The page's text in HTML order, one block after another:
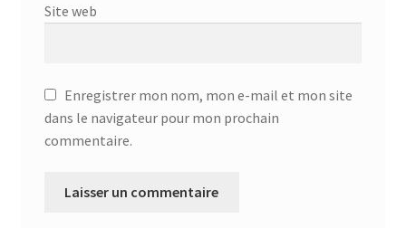
Site web
Enregistrer mon nom, mon e-mail et mon site
dans le navigateur pour mon prochain
commentaire.